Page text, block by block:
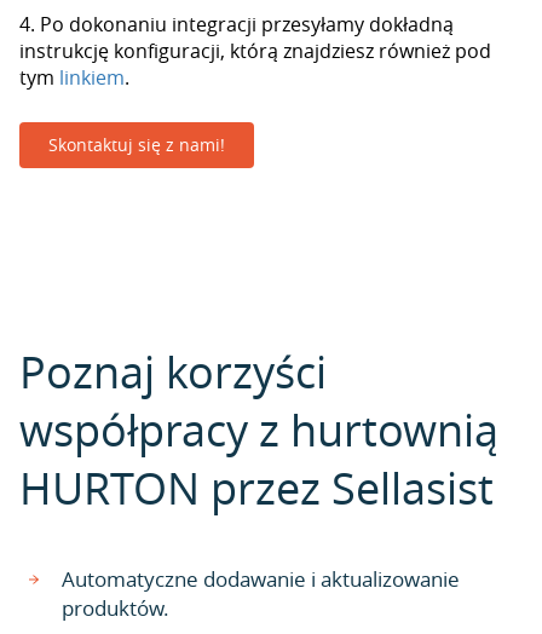
4. Po dokonaniu integracji przesyłamy dokładną
instrukcję konfiguracji, którą znajdziesz również pod
tym linkiem.
Skontaktuj się z nami!
Poznaj korzyści
współpracy z hurtownią
HURTON przez Sellasist
Automatyczne dodawanie i aktualizowanie
produktów.